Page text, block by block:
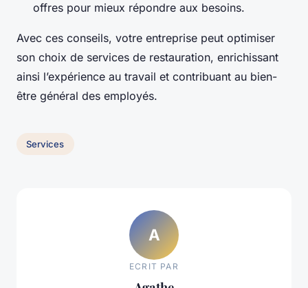
offres pour mieux répondre aux besoins.
Avec ces conseils, votre entreprise peut optimiser
son choix de services de restauration, enrichissant
ainsi l’expérience au travail et contribuant au bien-
être général des employés.
Services
A
ECRIT PAR